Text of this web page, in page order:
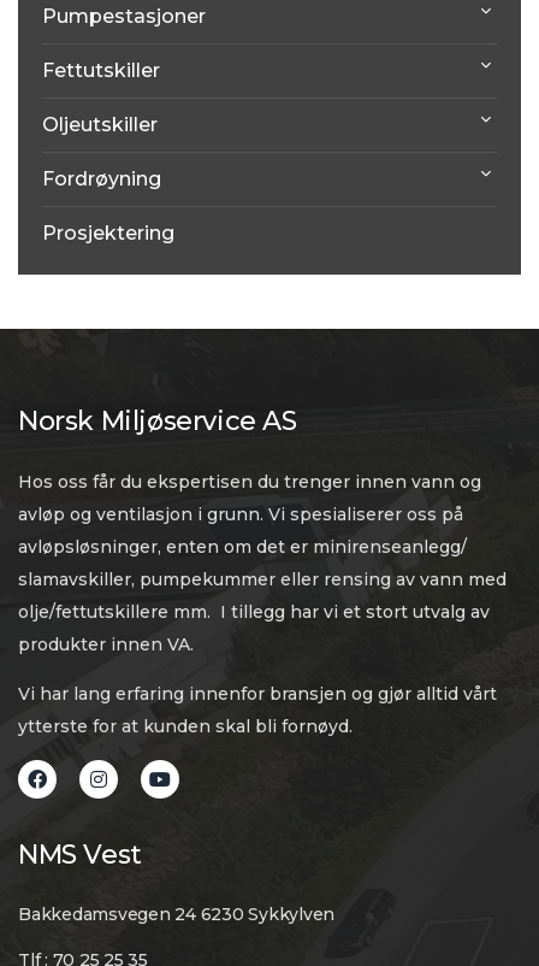
Pumpestasjoner
Fettutskiller
Oljeutskiller
Fordrøyning
Prosjektering
Norsk Miljøservice AS
Hos oss får du ekspertisen du trenger innen vann og
avløp og ventilasjon i grunn. Vi spesialiserer oss på
avløpsløsninger, enten om det er minirenseanlegg/
slamavskiller, pumpekummer eller rensing av vann med
olje/fettutskillere mm. I tillegg har vi et stort utvalg av
produkter innen VA.
Vi har lang erfaring innenfor bransjen og gjør alltid vårt
ytterste for at kunden skal bli fornøyd.
NMS Vest
Bakkedamsvegen 24 6230 Sykkylven
Tlf : 70 25 25 35